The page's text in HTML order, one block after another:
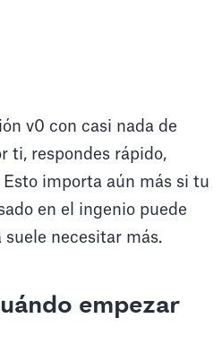
v0 con casi nada de
ti, respondes rápido,
importa aún más si tu
en el ingenio puede
necesitar más.
empezar